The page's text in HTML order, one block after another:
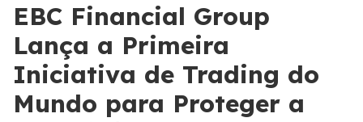
EBC Financial Group
Lança a Primeira
Iniciativa de Trading do
Mundo para Proteger a